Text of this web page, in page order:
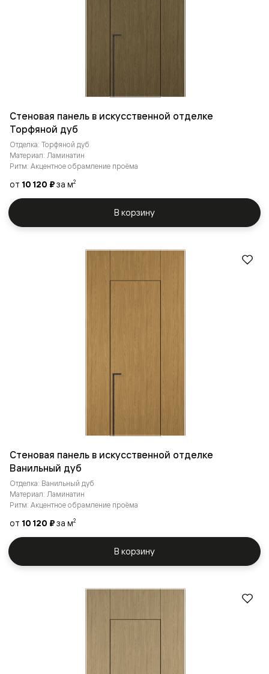
Стеновая панель в искусственной отделке
Торфяной дуб
Отделка: Торфяной дуб
Материал: Ламинатин
Ритм: Акцентное обрамление проёма
от 10 120 ₽за м2
В корзину
Стеновая панель в искусственной отделке
Ванильный дуб
Отделка: Ванильный дуб
Материал: Ламинатин
Ритм: Акцентное обрамление проёма
от 10 120 ₽за м2
В корзину